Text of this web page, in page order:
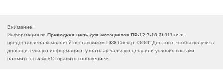
Внимание!
Информация по Приводная цепь для мотоциклов ПР-12,7-18,2/ 111+с.з.
предоставлена компанией-поставщиком ПКФ Спектр, ООО. Для того, чтобы получить
дополнительную информацию, узнать актуальную цену или условия постаки,
нажмите ссылку «Отправить сообщение».